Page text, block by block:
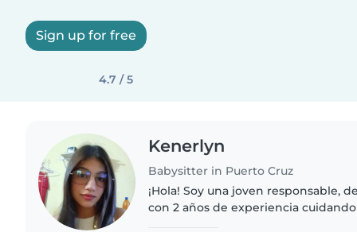
Sign up for free
4.7 / 5
Kenerlyn
Babysitter in Puerto Cruz
¡Hola! Soy una joven responsable,
con 2 años de experiencia